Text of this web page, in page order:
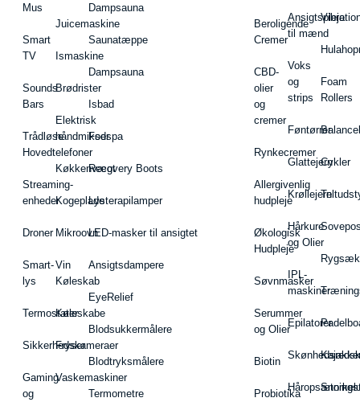
Mus
Smart
TV
Sounds
Bars
Trådløse
Hovedtelefoner
Streaming-
enheder
Droner
Smart-
lys
Termostater
Sikkerhedskameraer
Gaming
og
Juicemaskine
Ismaskine
Brødrister
Elektrisk
håndmikser
Køkkenvægt
Kogeplade
Mikroovn
Vin
Køleskab
Køleskabe
Fryser
Vaskemaskiner
Dampsauna
Saunatæppe
Dampsauna
Isbad
Fodspa
Recovery Boots
Lysterapilamper
LED-masker til ansigtet
Ansigtsdampere
EyeRelief
Blodsukkermålere
Blodtryksmålere
Termometre
Beroligende
Cremer
CBD-
olier
og
cremer
Rynkecremer
Allergivenlig
hudpleje
Økologisk
Hudpleje
Søvnmasker
Serummer
og Olier
Biotin
Probiotika
Ansigtspleje
til mænd
Voks
og
strips
Føntørrer
Glattejern
Krøllejern
Hårkure
og Olier
IPL-
maskiner
Epilatorer
Foam
Rollers
Cykler